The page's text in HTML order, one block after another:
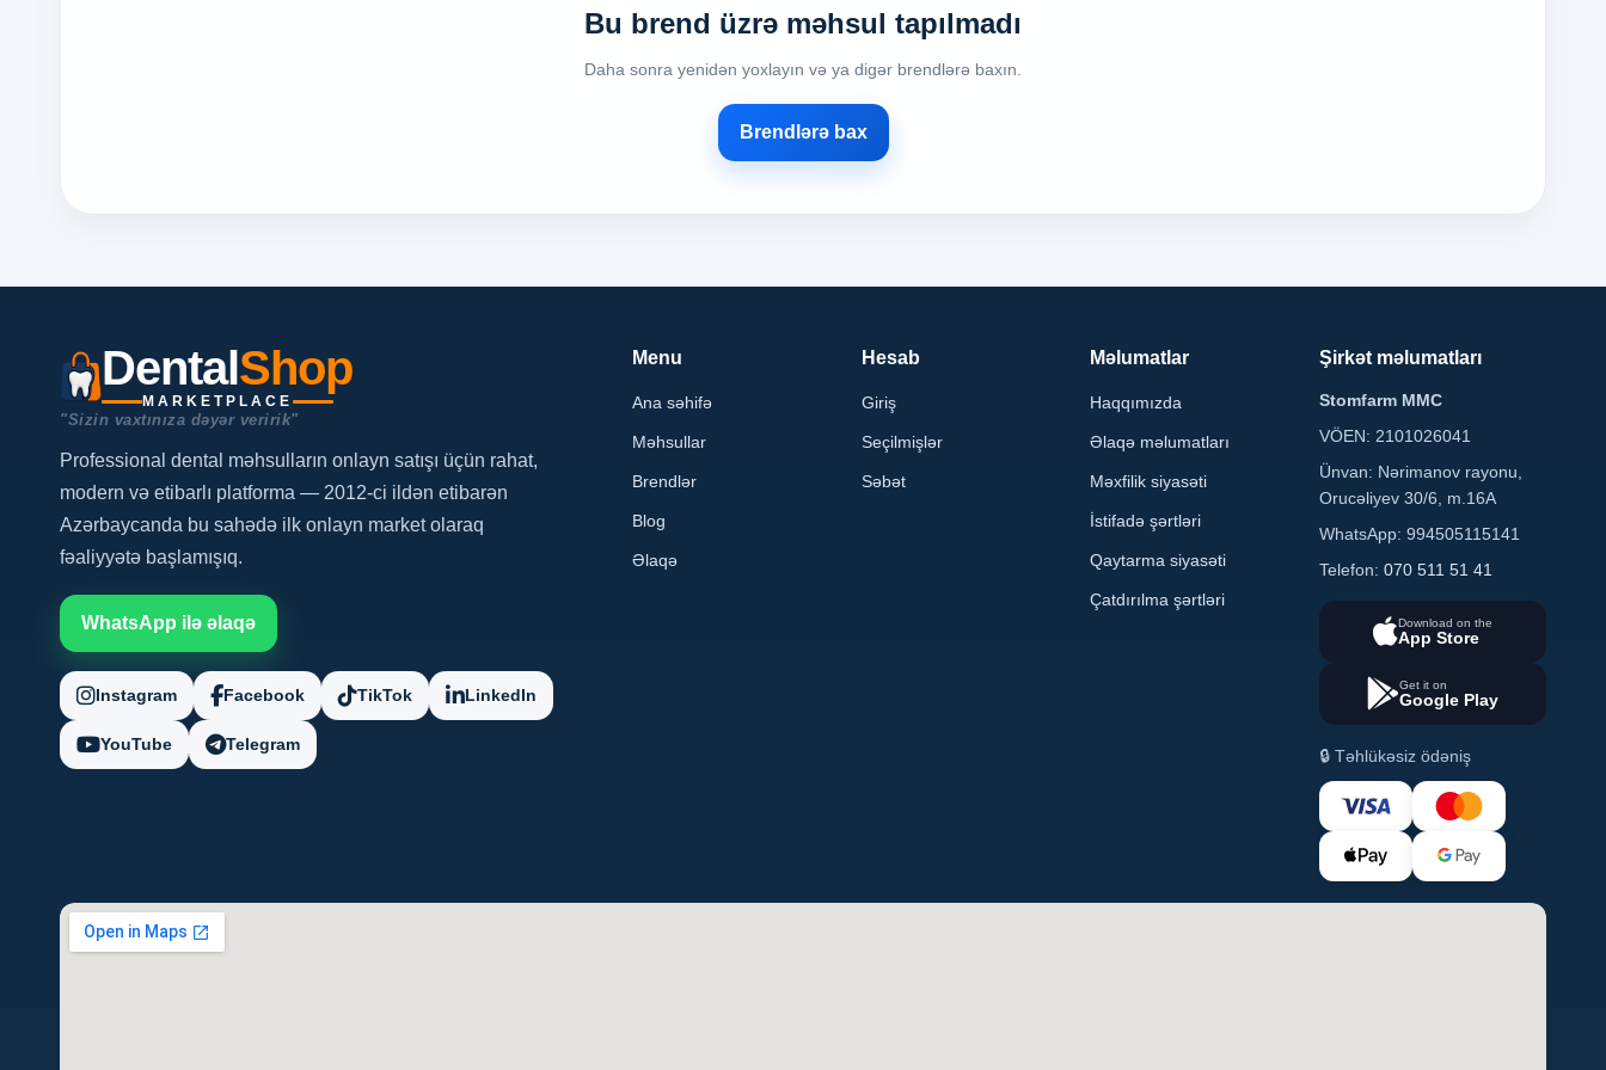
Bu brend üzrə məhsul tapılmadı
Daha sonra yenidən yoxlayın və ya digər brendlərə baxın.
Brendlərə bax
DentalShop
MARKETPLACE
"Sizin vaxtınıza dəyər veririk"
Professional dental məhsulların onlayn satışı üçün rahat,
modern və etibarlı platforma — 2012-ci ildən etibarən
Azərbaycanda bu sahədə ilk onlayn market olaraq
fəaliyyətə başlamışıq.
WhatsApp ilə əlaqə
Instagram Facebook TikTok LinkedIn
YouTube Telegram
Menu
Ana səhifə
Məhsullar
Brendlər
Blog
Əlaqə
Hesab
Giriş
Seçilmişlər
Səbət
Məlumatlar
Haqqımızda
Əlaqə məlumatları
Məxfilik siyasəti
İstifadə şərtləri
Qaytarma siyasəti
Çatdırılma şərtləri
Şirkət məlumatları
Stomfarm MMC
VÖEN: 2101026041
Ünvan: Nərimanov rayonu,
Orucəliyev 30/6, m.16A
WhatsApp: 994505115141
Telefon: 070 511 51 41
Download on the
App Store
Get it on
Google Play
🔒 Təhlükəsiz ödəniş